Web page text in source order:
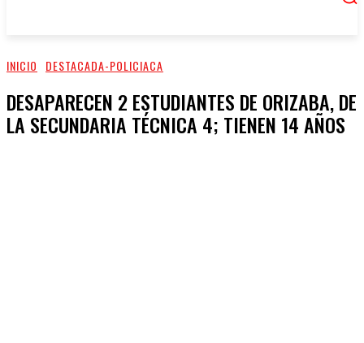
INICIO DESTACADA-POLICIACA
DESAPARECEN 2 ESTUDIANTES DE ORIZABA, DE
LA SECUNDARIA TÉCNICA 4; TIENEN 14 AÑOS